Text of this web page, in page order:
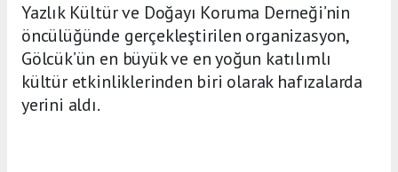
Yazlık Kültür ve Doğayı Koruma Derneği’nin
öncülüğünde gerçekleştirilen organizasyon,
Gölcük’ün en büyük ve en yoğun katılımlı
kültür etkinliklerinden biri olarak hafızalarda
yerini aldı.